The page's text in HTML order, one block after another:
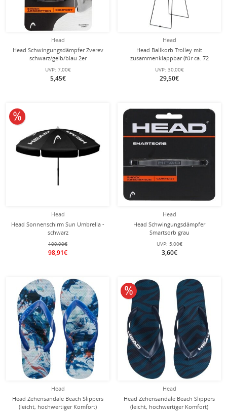
Head
Head Schwingungsdämpfer Zverev
schwarz/gelb/blau 2er
UVP: 7,00€
5,45€
Head
Head Ballkorb Trolley mit
zusammenklappbar (für ca. 72
Tennisbälle) schwarz
UVP: 30,00€
29,50€
Head
Head Sonnenschirm Sun Umbrella -
schwarz
109,90€
98,91€
10% reduziert
Head
Head Schwingungsdämpfer
Smartsorb grau
UVP: 5,00€
3,60€
Head
Head Zehensandale Beach Slippers
(leicht, hochwertiger Komfort)
Head
Head Zehensandale Beach Slippers
(leicht, hochwertiger Komfort)
10% reduziert